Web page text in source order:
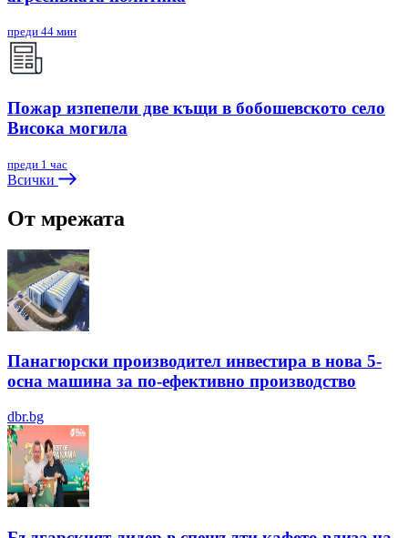
преди 44 мин
Пожар изпепели две къщи в бобошевското село
Висока могила
преди 1 час
Всички
От мрежата
Панагюрски производител инвестира в нова 5-
осна машина за по-ефективно производство
dbr.bg